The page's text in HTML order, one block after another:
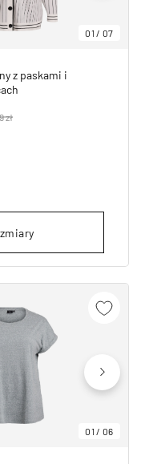
01/ 07
z paskami i
from
złto
01/ 06